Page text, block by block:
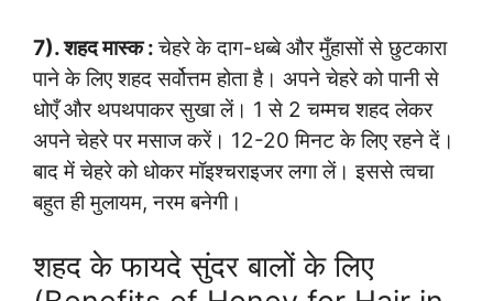
7). शहद मास्क :चेहरे के दाग-धब्बे और मुँहासों से छुटकारा
पाने के लिए शहद सर्वोत्तम होता है। अपने चेहरे को पानी से
धोएँ और थपथपाकर सुखा लें। 1 से 2 चम्मच शहद लेकर
अपने चेहरे पर मसाज करें। 12-20 मिनट के लिए रहने दें।
बाद में चेहरे को धोकर मॉइश्चराइजर लगा लें। इससे त्वचा
बहुत ही मुलायम, नरम बनेगी।
शहद के फायदे सुंदर बालों के लिए